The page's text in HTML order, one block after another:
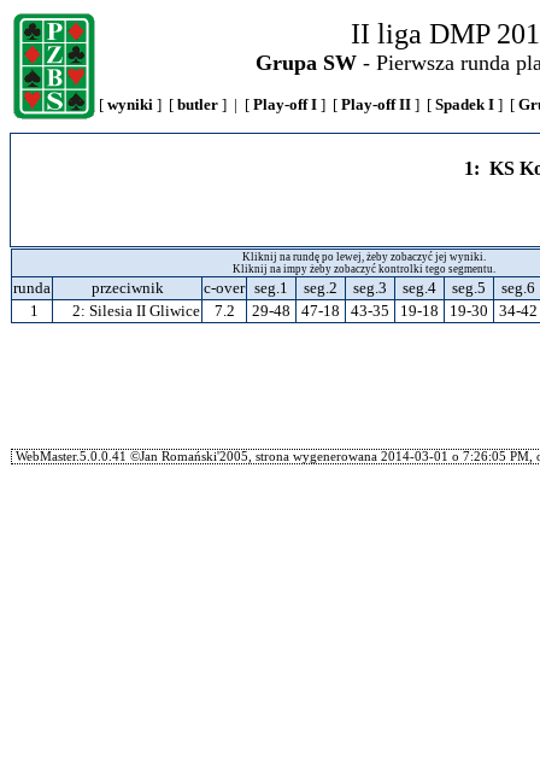
II liga DMP
Grupa SW - Pierwsza runda
[ wyniki ] [ butler ] | [ Play-off I ] [ Play-off II ] [ Spadek I ] [
1: KS
Kliknij na rundę po lewej, żeby zobaczyć jej wyniki.
Kliknij na impy żeby zobaczyć kontrolki tego segmentu.
runda przeciwnik c-over seg.1 seg.2 seg.3 seg.4 seg.5
seg.6
1
2: Silesia II Gliwice 7.2 29-48 47-18 43-35 19-18 19-30 34-42
WebMaster.5.0.0.41 ©Jan Romański'2005, strona wygenerowana 2014-03-01 o 7:26:05